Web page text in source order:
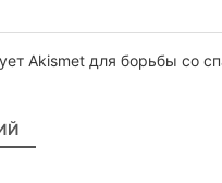
Akismet для борьбы со